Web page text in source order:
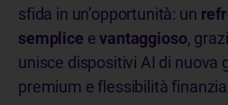
sfida in un’opportunità: un
semplice evantaggioso,
unisce dispositivi AI di nuova
premium e flessibilità